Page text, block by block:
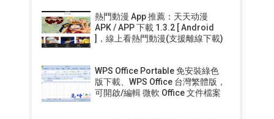
熱門動漫 App 推薦：天天动漫
APK / APP 下載 1.3.2 [ Android
]，線上看熱門動漫(支援離線下載)
WPS Office Portable 免安裝綠色
版下載、WPS Office 台灣繁體版，
可開啟/編輯 微軟 Office 文件檔案